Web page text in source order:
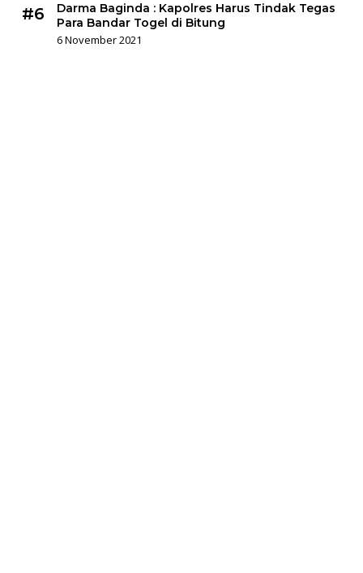
#6
Darma Baginda : Kapolres Harus Tindak Tegas
Para Bandar Togel di Bitung
6 November 2021